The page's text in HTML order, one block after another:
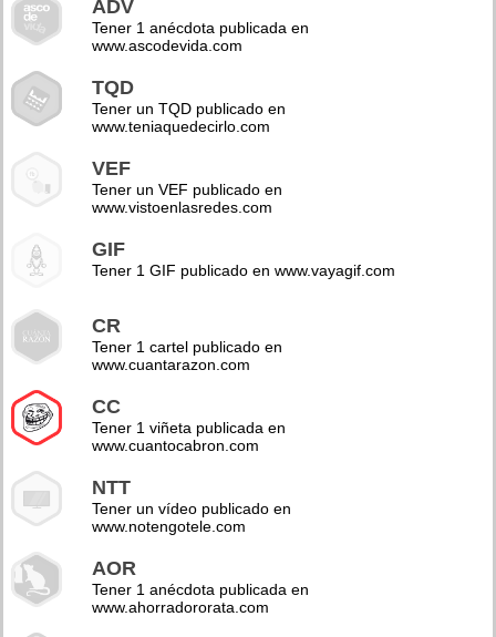
ADV
Tener 1 anécdota publicada en
www.ascodevida.com
TQD
Tener un TQD publicado en
www.teniaquedecirlo.com
VEF
Tener un VEF publicado en
www.vistoenlasredes.com
GIF
Tener 1 GIF publicado en www.vayagif.com
CR
Tener 1 cartel publicado en
www.cuantarazon.com
CC
Tener 1 viñeta publicada en
www.cuantocabron.com
NTT
Tener un vídeo publicado en
www.notengotele.com
AOR
Tener 1 anécdota publicada en
www.ahorradororata.com